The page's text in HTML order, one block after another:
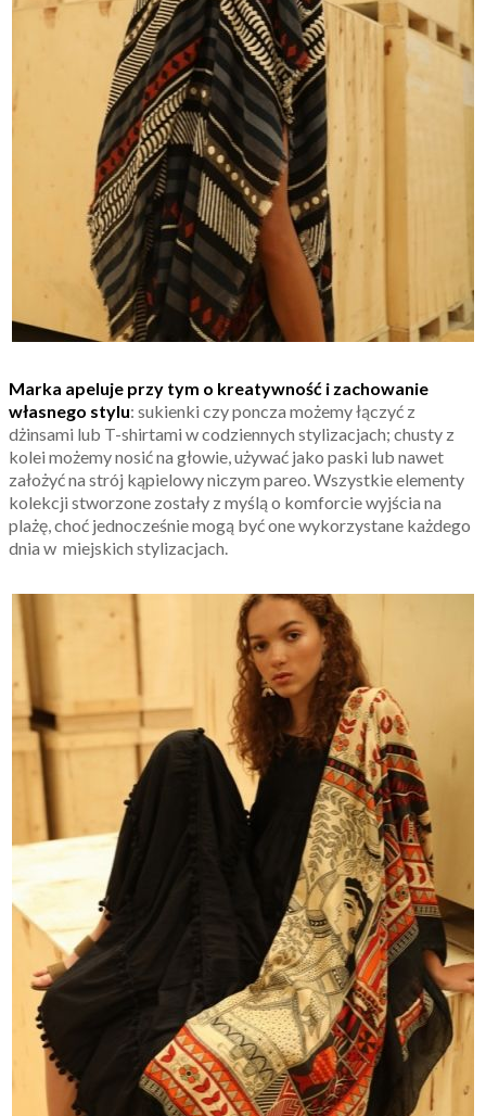
Marka apeluje przy tym o kreatywność i zachowanie
własnego stylu: sukienki czy poncza możemy łączyć z
dżinsami lub T-shirtami w codziennych stylizacjach; chusty z
kolei możemy nosić na głowie, używać jako paski lub nawet
założyć na strój kąpielowy niczym pareo. Wszystkie elementy
kolekcji stworzone zostały z myślą o komforcie wyjścia na
plażę, choć jednocześnie mogą być one wykorzystane każdego
dnia w miejskich stylizacjach.